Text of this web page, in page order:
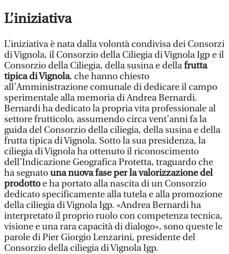
L’iniziativa
L’iniziativa è nata dalla volontà condivisa dei Consorzi
di Vignola, il Consorzio della Ciliegia di Vignola Igp e il
Consorzio della Ciliegia, della susina e dellafrutta
tipica di Vignola, che hanno chiesto
all’Amministrazione comunale di dedicare il campo
sperimentale alla memoria di Andrea Bernardi.
Bernardi ha dedicato la propria vita professionale al
settore frutticolo, assumendo circa vent’anni fa la
guida del Consorzio della ciliegia, della susina e della
frutta tipica di Vignola. Sotto la sua presidenza, la
ciliegia di Vignola ha ottenuto il riconoscimento
dell’Indicazione Geografica Protetta, traguardo che
ha segnatouna nuova fase per la valorizzazione del
prodottoe ha portato alla nascita di un Consorzio
dedicato specificamente alla tutela e alla promozione
della ciliegia di Vignola Igp. «Andrea Bernardi ha
interpretato il proprio ruolo con competenza tecnica,
visione e una rara capacità di dialogo», sono queste le
parole di Pier Giorgio Lenzarini, presidente del
Consorzio della ciliegia di Vignola Igp.